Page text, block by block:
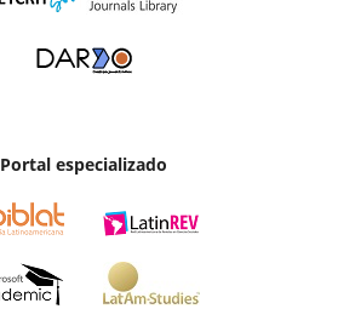
Portal especializado